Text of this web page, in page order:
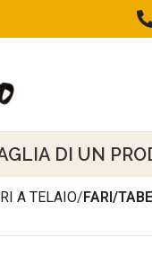
DI UN
A TELAIO/FARI/